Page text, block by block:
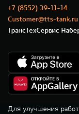
TANK 500
от 6 499 000 ₽
TANK Финансы
Корпоративным
TANK ФИНАНСЫ
TANK Кредит
TANK Лизинг
TANK Страхование
Сервис
Специальные
ЦИФРОВЫЕ СЕРВИСЫ
Цифровые сервисы
Подписки
+7 (8552) 39-11-14
Customer@tts-tank.ru
ТрансТехСервис
Для улучшения